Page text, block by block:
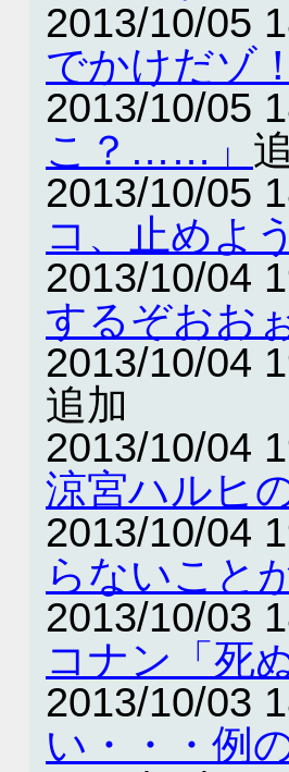
2013/10/05
でかけだゾ！
2013/10/05
こ？……」
2013/10/05
コ、止めよ
2013/10/04
するぞおお
2013/10/04
追加
2013/10/04
涼宮ハルヒ
2013/10/04
らないこと
2013/10/03
コナン「死
2013/10/03
い・・・例